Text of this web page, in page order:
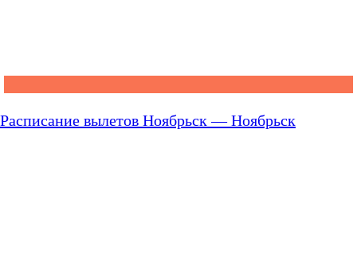
Расписание вылетов Ноябрьск — Ноябрьск